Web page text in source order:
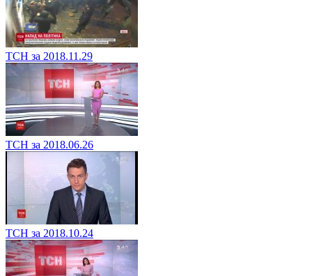
ТСН за 2018.11.29
ТСН за 2018.06.26
ТСН за 2018.10.24